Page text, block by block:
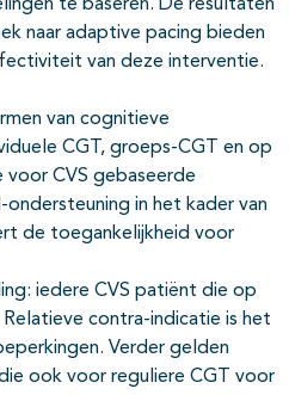
te baseren. De resultaten
naar adaptive pacing bieden
van deze interventie.
van cognitieve
CGT, groeps-CGT en op
CVS gebaseerde
in het kader van
de toegankelijkheid voor
iedere CVS patiënt die op
contra-indicatie is het
Verder gelden
ook voor reguliere CGT voor